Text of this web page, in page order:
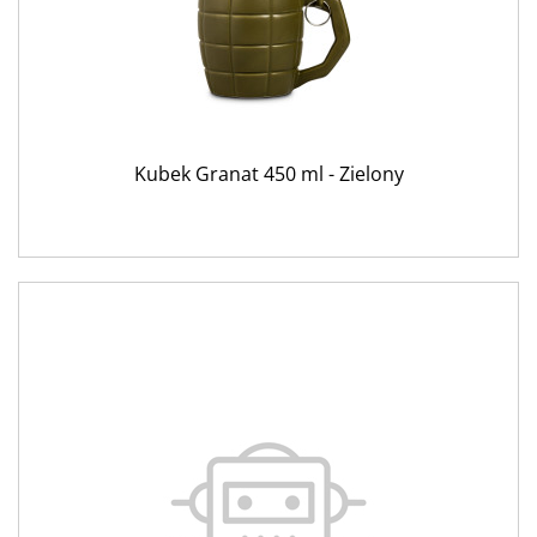
Kubek Granat 450 ml - Zielony